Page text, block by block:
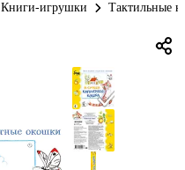
Книги-игрушки Тактильные